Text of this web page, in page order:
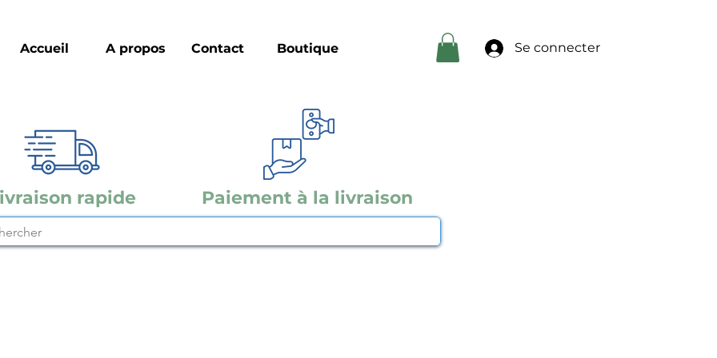
Accueil A propos Contact Boutique Se connecter
rapide Paiement à la livraison